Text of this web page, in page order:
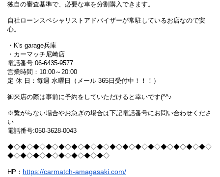
独自の審査基準で、必要な車を分割購入できます。
自社ローンスペシャリストアドバイザーが常駐しているお店なので安
心。
・K's garage兵庫
・カーマッチ尼崎店
電話番号:06-6435-9577
営業時間：10:00～20:00
定 休 日：毎週 水曜日（メール 365日受付中！！！）
御来店の際は事前に予約をしていただけると幸いです(^^♪
※繋がらない場合やお急ぎの場合は下記電話番号にお問い合わせくださ
い
電話番号:050-3628-0043
◆◇◆◇◆◇◆◇◆◇◆◇◆◇◆◇◆◇◆◇◆◇◆◇◆◇◆◇◆◇◆◇
◆◇◆◇◆◇◆◇◆◇◆◇◆◇◆◇
HP： https://carmatch-amagasaki.com/